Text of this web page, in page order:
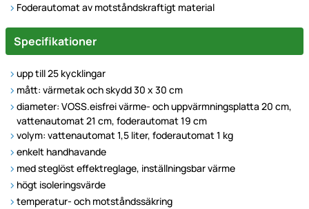
Foderautomat av motståndskraftigt material
Specifikationer
upp till 25 kycklingar
mått: värmetak och skydd 30 x 30 cm
diameter: VOSS.eisfrei värme- och uppvärmningsplatta 20 cm,
vattenautomat 21 cm, foderautomat 19 cm
volym: vattenautomat 1,5 liter, foderautomat 1 kg
enkelt handhavande
med steglöst effektreglage, inställningsbar värme
högt isoleringsvärde
temperatur- och motståndssäkring